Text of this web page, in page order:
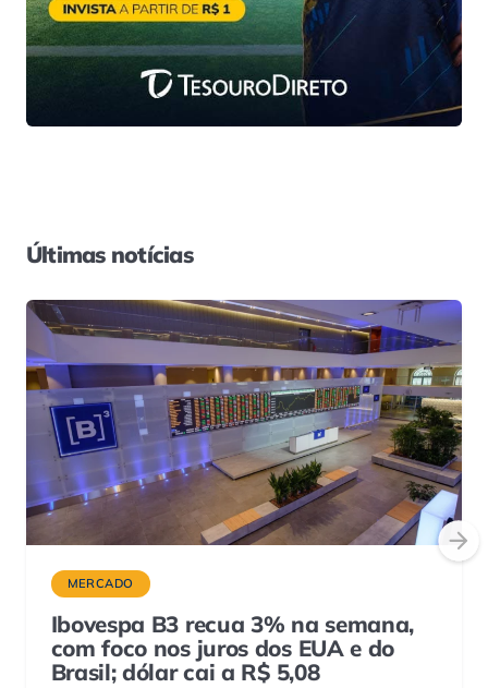
Últimas notícias
MERCADO
Ibovespa B3 recua 3% na semana,
com foco nos juros dos EUA e do
Brasil; dólar cai a R$ 5,08